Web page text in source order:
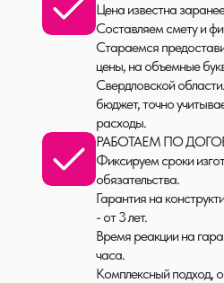
Цена известна
Составляем смету и
Стараемся
цены, на объемные
Свердловской
бюджет, точно
расходы.
РАБОТАЕМ ПО
Фиксируем сроки
обязательства.
Гарантия на
- от 3 лет.
Время реакции на
часа.
Комплексный подход,